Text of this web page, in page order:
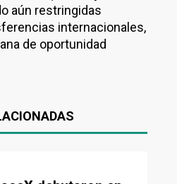
aún restringidas
internacionales,
de oportunidad